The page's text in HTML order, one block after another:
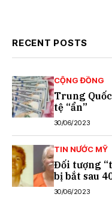
RECENT POSTS
CỘNG ĐỒNG
Trung
tệ “ẩn”
30/06/2023
TIN NƯỚC MỸ
Đối tượng
bị bắt sau
30/06/2023